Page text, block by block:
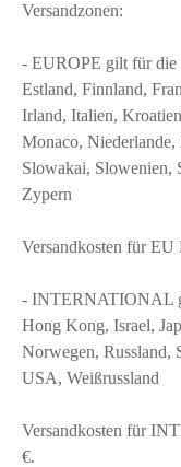
Versandzonen:
- EUROPE gilt für die
Estland, Finnland,
Irland, Italien,
Monaco, Niederlande,
Slowakai, Slowenien,
Zypern
Versandkosten für EU
- INTERNATIONAL
Hong Kong, Israel,
Norwegen, Russland,
USA, Weißrussland
Versandkosten für
€.